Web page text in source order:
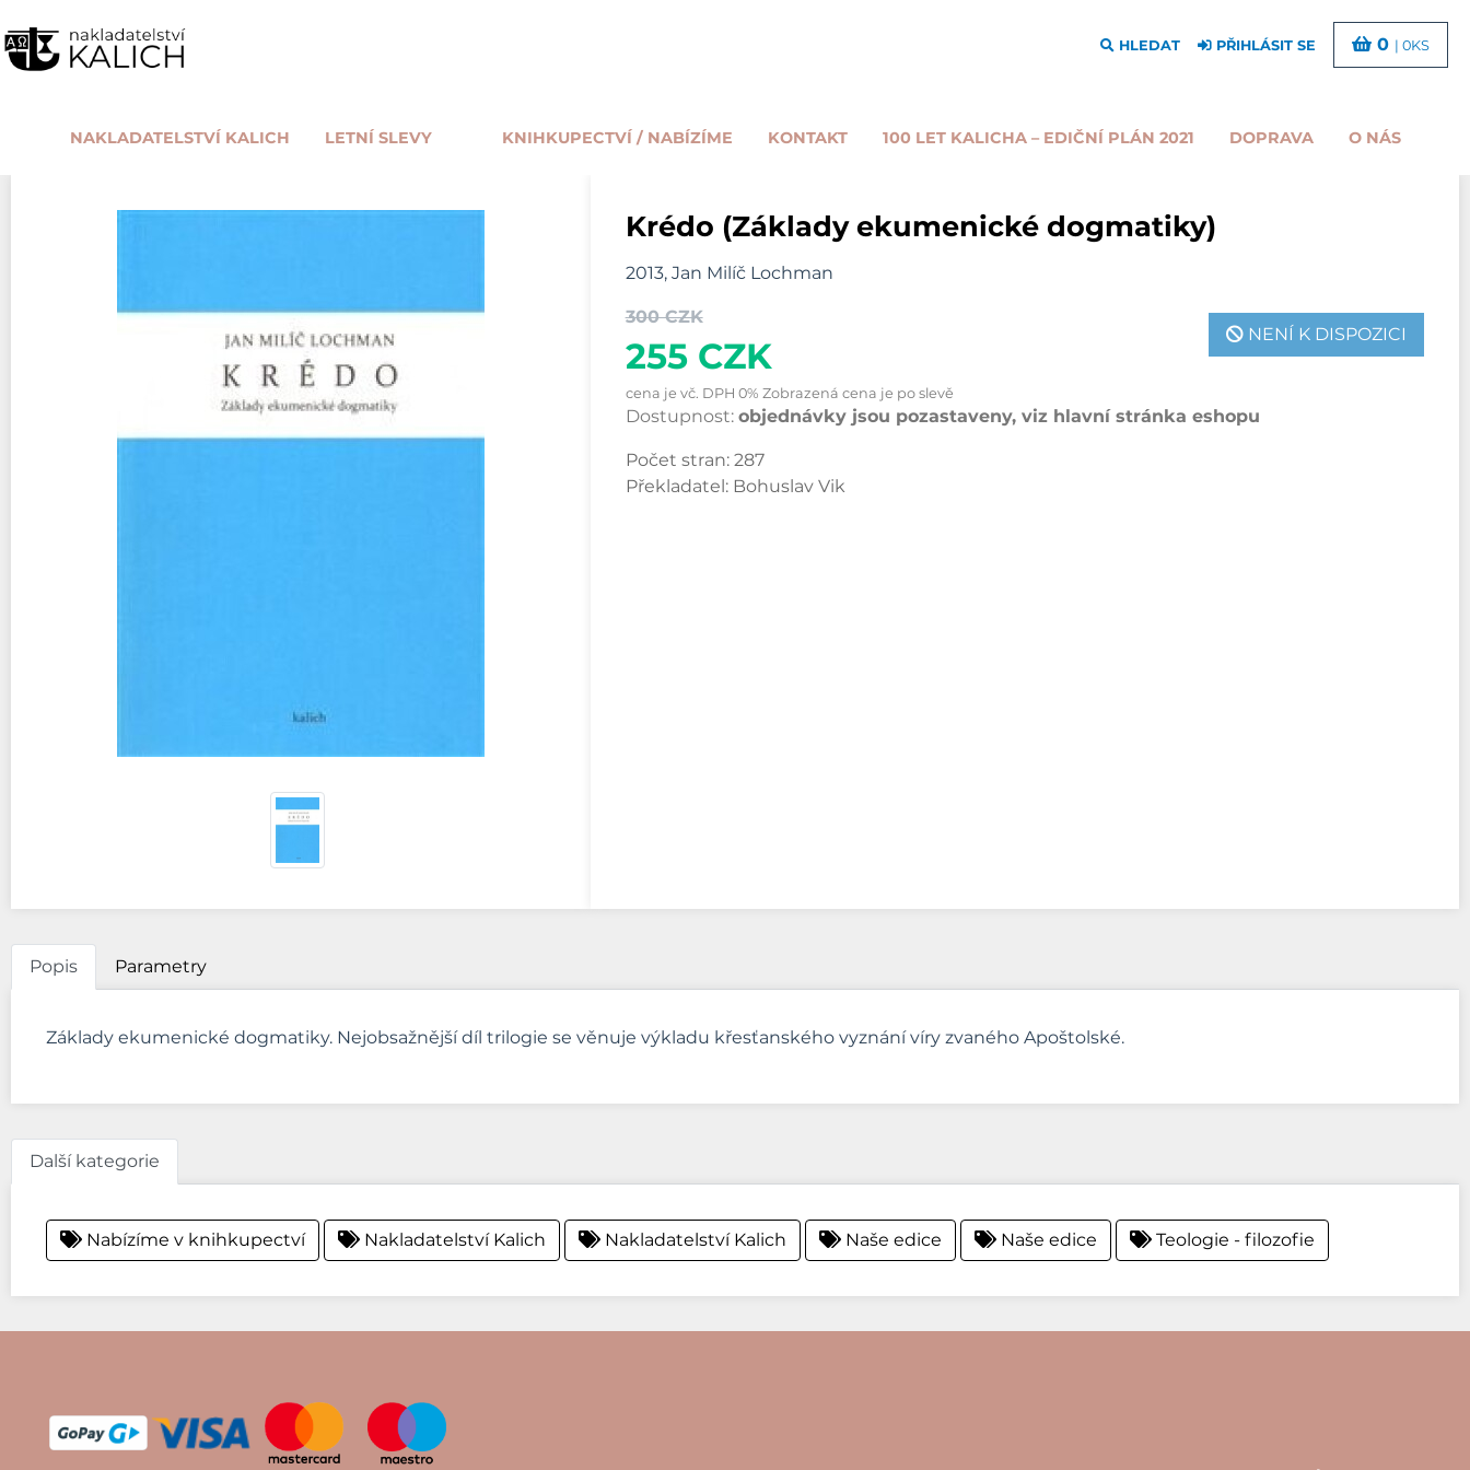
NAKLADATELSTVÍ KALICH LETNÍ SLEVY KNIHKUPECTVÍ / NABÍZÍME KONTAKT 100 LET KALICHA – EDIČNÍ PLÁN 2021 DOPRAVA O NÁS
HLEDAT PŘIHLÁSIT SE 0 | 0KS
Krédo (Základy ekumenické dogmatiky)
2013, Jan Milíč Lochman
300 CZK
255 CZK
NENÍ K DISPOZICI
cena je vč. DPH 0% Zobrazená cena je po slevě
Dostupnost: objednávky jsou pozastaveny, viz hlavní stránka eshopu
Počet stran: 287
Překladatel: Bohuslav Vik
Popis Parametry
Základy ekumenické dogmatiky. Nejobsažnější díl trilogie se věnuje výkladu křesťanského vyznání víry zvaného Apoštolské.
Další kategorie
Nabízíme v knihkupectví Nakladatelství Kalich Nakladatelství Kalich Naše edice Naše edice Teologie - filozofie